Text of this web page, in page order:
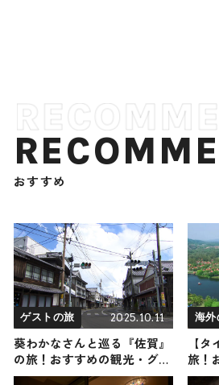
おすすめ
ゲストの旅 2025.10.11
葵わかなさんと巡る『佐賀』
の旅！おすすめの観光・グル
メをご紹介 2025年10月11日放
海外
【
旅！
グル